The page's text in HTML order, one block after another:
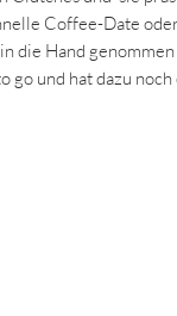
Coffee-Date
die Hand
go und hat dazu